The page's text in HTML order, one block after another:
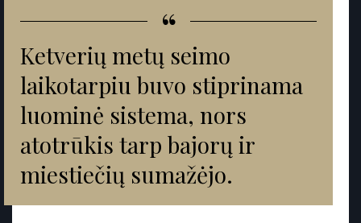
“
Ketverių metų seimo
laikotarpiu buvo stiprinama
luominė sistema, nors
atotrūkis tarp bajorų ir
miestiečių sumažėjo.